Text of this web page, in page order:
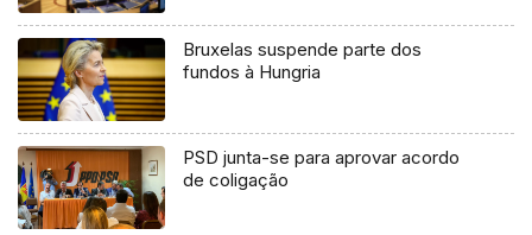
Bruxelas suspende parte dos
fundos à Hungria
PSD junta-se para aprovar acordo
de coligação